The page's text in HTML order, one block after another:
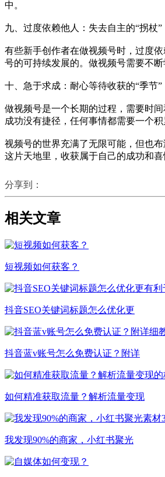
中。
九、过度依赖他人：失去自主的“拐杖”
有些新手创作者在做视频号时，过度
号的可持续发展的。做视频号需要不
十、急于求成：耐心等待收获的“季节”
做视频号是一个长期的过程，需要时
成功没有捷径，任何事情都需要一个
视频号的世界充满了无限可能，但也
这片天地里，收获属于自己的成功和喜
分享到：
相关文章
短视频如何获客？
抖音SEO关键词标题怎么优化更
抖音蓝v账号怎么免费认证？附详
如何精准获取流量？解析流量变现
我发现90%的商家，小红书聚光